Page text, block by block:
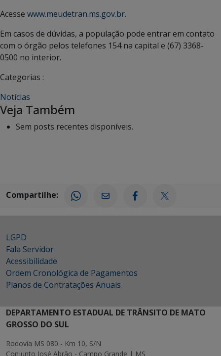
Acesse www.meudetran.ms.gov.br.
Em casos de dúvidas, a população pode entrar em contato
com o órgão pelos telefones 154 na capital e (67) 3368-
0500 no interior.
Categorias :
Notícias
Veja Também
Sem posts recentes disponíveis.
Compartilhe:
LGPD
Fala Servidor
Acessibilidade
Ordem Cronológica de Pagamentos
Planos de Contratações Anuais
DEPARTAMENTO ESTADUAL DE TRÂNSITO DE MATO
GROSSO DO SUL
Rodovia MS 080 - Km 10, S/N
Conjunto José Abrão - Campo Grande | MS